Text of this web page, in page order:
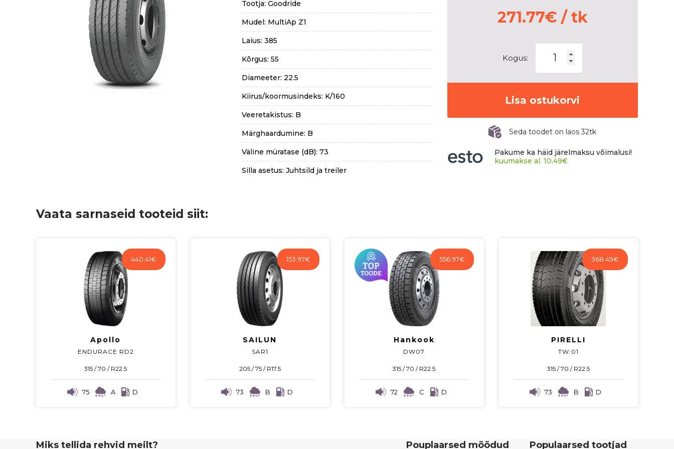
Tootja: Goodride
Mudel: MultiAp Z1
Laius: 385
Kõrgus: 55
Diameeter: 22.5
Kiirus/koormusindeks: K/160
Veeretakistus: B
Märghaardumine: B
Väline müratase (dB): 73
Silla asetus: Juhtsild ja treiler
271.77€ / tk
Kogus:
MultiAP
Z1
kogus
Lisa ostukorvi
Seda toodet on laos 32tk
Pakume ka häid järelmaksu võimalusi!
kuumakse al. 10.49€
Vaata sarnaseid tooteid siit:
440.41€
Apollo
ENDURACE RD2
315 / 70 / R22.5
75 A D
153.97€
SAILUN
SAR1
205 / 75 / R17.5
73 B D
556.97€
Hankook
DW07
315 / 70 / R22.5
72 C D
368.49€
PIRELLI
TW:01
315 / 70 / R22.5
73 B D
Miks tellida rehvid meilt? Pouplaarsed mõõdud Populaarsed tootjad